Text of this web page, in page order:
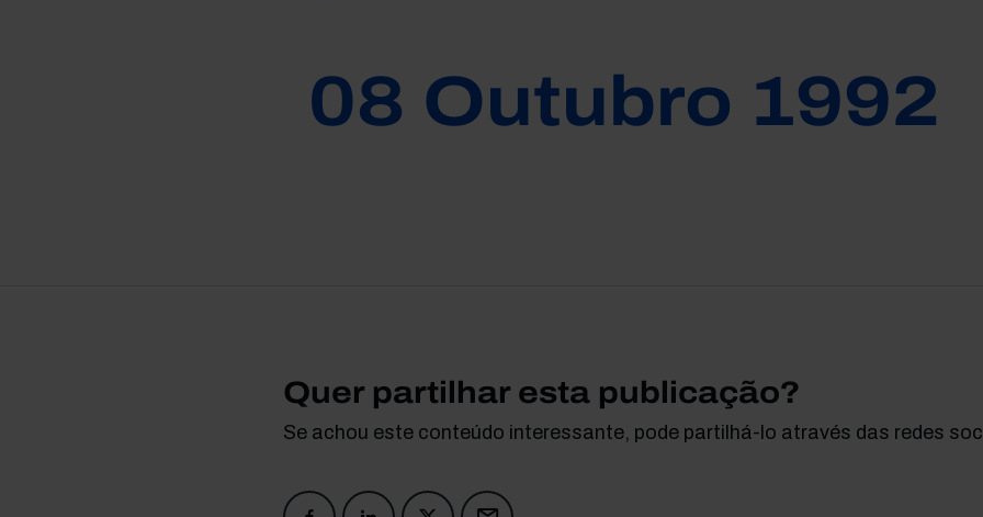
08 Outubro 1992
Quer partilhar esta publicação?
Se achou este conteúdo interessante, pode partilhá-lo através das redes